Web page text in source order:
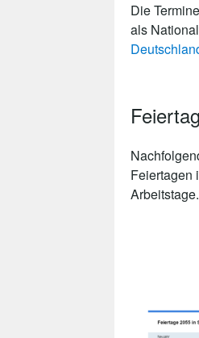
Die
als
Feiertagen